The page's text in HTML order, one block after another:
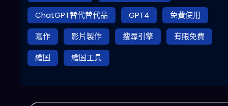
ChatGPT替代替代品
GPT4
免費使用
寫作
影片製作 搜尋引擎
有限免費
繪圖
繪圖工具